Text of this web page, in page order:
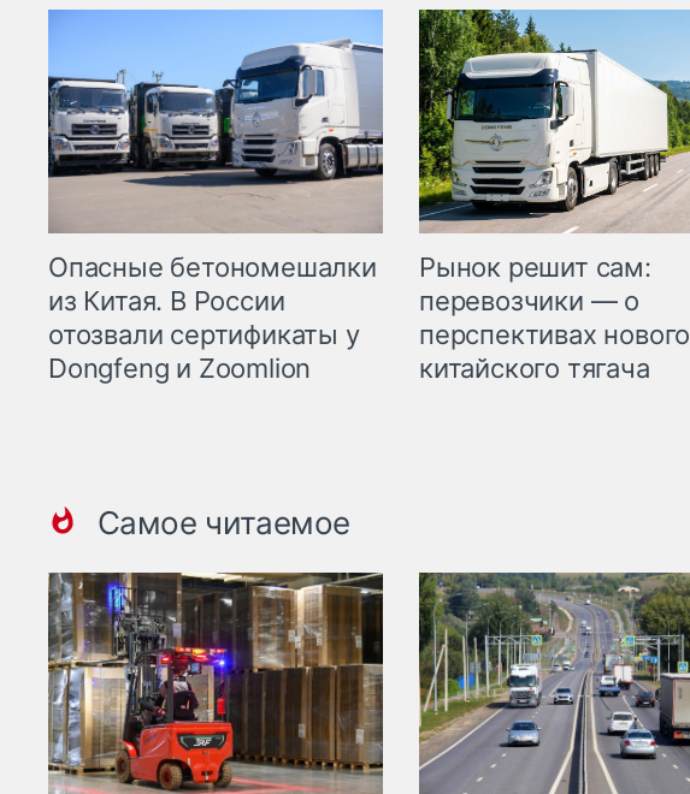
Опасные бетономешалки
из Китая. В России
отозвали сертификаты у
Dongfeng и Zoomlion
Рынок решит сам:
перевозчики — о
перспективах нового
китайского тягача
Самое читаемое